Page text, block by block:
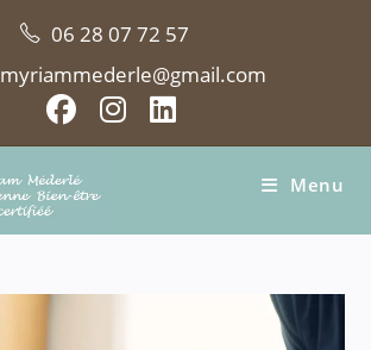
06 28 07 72 57
myriammederle@gmail.com
Menu